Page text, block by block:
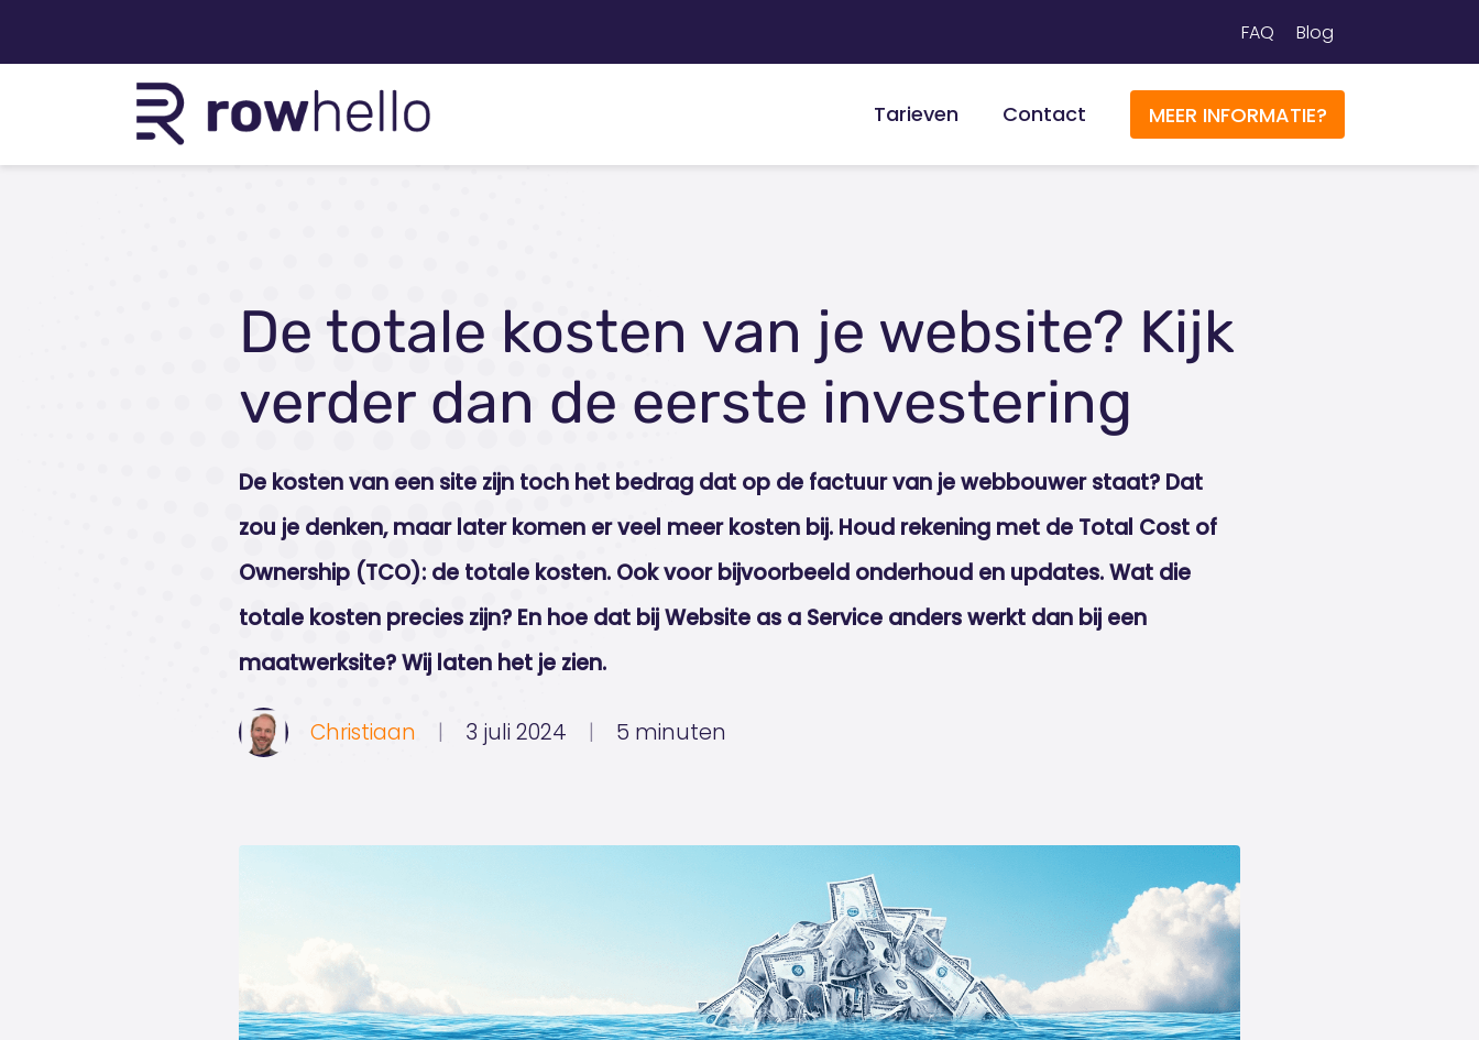
FAQ Blog
Tarieven Contact MEER INFORMATIE?
De totale kosten van je website? Kijk
verder dan de eerste investering
De kosten van een site zijn toch het bedrag dat op de factuur van je webbouwer staat? Dat
zou je denken, maar later komen er veel meer kosten bij. Houd rekening met de Total Cost of
Ownership (TCO): de totale kosten. Ook voor bijvoorbeeld onderhoud en updates. Wat die
totale kosten precies zijn? En hoe dat bij Website as a Service anders werkt dan bij een
maatwerksite? Wij laten het je zien.
Christiaan | 3 juli 2024 | 5 minuten